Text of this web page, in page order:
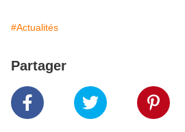
#Actualités
Partager